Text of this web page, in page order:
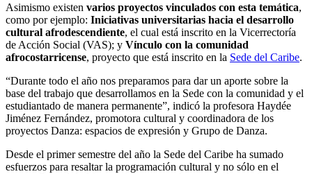
Asimismo existen varios proyectos vinculados con esta temática,
como por ejemplo: Iniciativas universitarias hacia el desarrollo
cultural afrodescendiente, el cual está inscrito en la Vicerrectoría
de Acción Social (VAS); y Vínculo con la comunidad
afrocostarricense, proyecto que está inscrito en la Sede del Caribe.
“Durante todo el año nos preparamos para dar un aporte sobre la
base del trabajo que desarrollamos en la Sede con la comunidad y el
estudiantado de manera permanente”, indicó la profesora Haydée
Jiménez Fernández, promotora cultural y coordinadora de los
proyectos Danza: espacios de expresión y Grupo de Danza.
Desde el primer semestre del año la Sede del Caribe ha sumado
esfuerzos para resaltar la programación cultural y no sólo en el